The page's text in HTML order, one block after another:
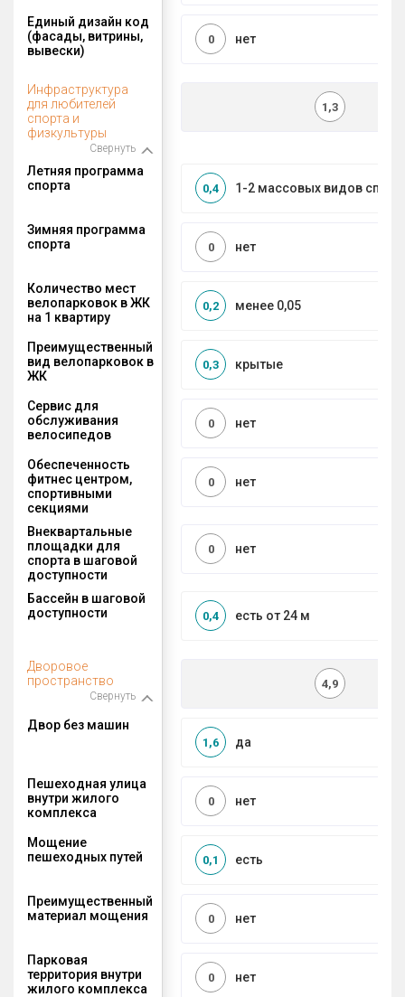
Единый дизайн код
(фасады, витрины,
вывески)
нет
0
Инфраструктура
для любителей
спорта и
физкультуры
Свернуть
1,3
Летняя программа
спорта
1-2 массовых видов
0,4
Зимняя программа
спорта
нет
0
Количество мест
велопарковок в ЖК
на 1 квартиру
менее 0,05
0,2
Преимущественный
вид велопарковок в
ЖК
крытые
0,3
Сервис для
обслуживания
велосипедов
нет
0
Обеспеченность
фитнес центром,
спортивными
секциями
нет
0
Внеквартальные
площадки для
спорта в шаговой
доступности
нет
0
Бассейн в шаговой
доступности
есть от 24 м
0,4
Дворовое
пространство
Свернуть
4,9
Двор без машин
да
1,6
Пешеходная улица
внутри жилого
комплекса
нет
0
Мощение
пешеходных путей
есть
0,1
Преимущественный
материал мощения
нет
0
Парковая
территория внутри
жилого комплекса
нет
0